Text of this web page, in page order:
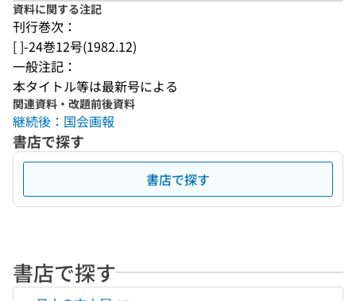
資料に関する注記
刊行巻次：
[ ]-24巻12号(1982.12)
一般注記：
本タイトル等は最新号による
関連資料・改題前後資料
継続後：国会画報
書店で探す
書店で探す
書店で探す